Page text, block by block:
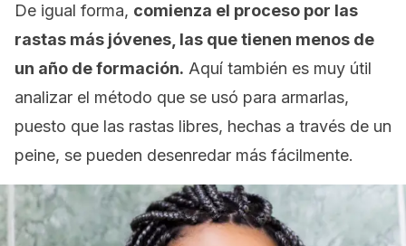
De igual forma, comienza el proceso por las
rastas más jóvenes, las que tienen menos de
un año de formación. Aquí también es muy útil
analizar el método que se usó para armarlas,
puesto que las rastas libres, hechas a través de un
peine, se pueden desenredar más fácilmente.